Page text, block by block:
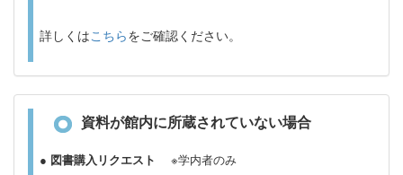
詳しくはこちらをご確認ください。
資料が館内に所蔵されていない場合
● 図書購入リクエスト ※学内者のみ